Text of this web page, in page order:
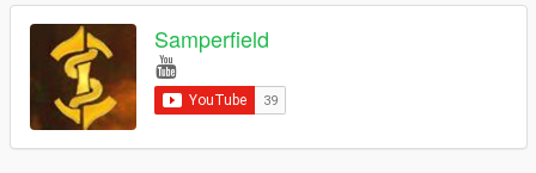
Samperfield